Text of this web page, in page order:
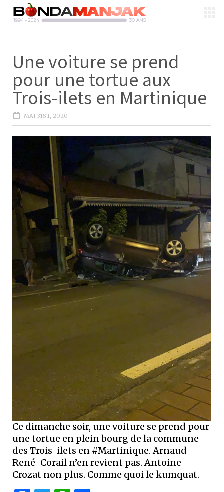
Une voiture se prend
pour une tortue aux
Trois-ilets en Martinique
MAI 31ST, 2020
Ce dimanche soir, une voiture se prend pour
une tortue en plein bourg de la commune
des Trois-ilets en #Martinique. Arnaud
René-Corail n’en revient pas. Antoine
Crozat non plus. Comme quoi le kumquat.